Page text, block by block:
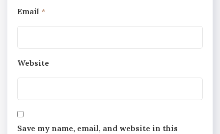
Email *
Website
Save my name, email, and website in this